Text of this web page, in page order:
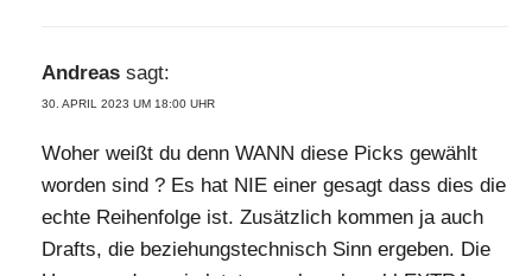
Andreas sagt:
30. APRIL 2023 UM 18:00 UHR
Woher weißt du denn WANN diese Picks gewählt
worden sind ? Es hat NIE einer gesagt dass dies die
echte Reihenfolge ist. Zusätzlich kommen ja auch
Drafts, die beziehungstechnisch Sinn ergeben. Die